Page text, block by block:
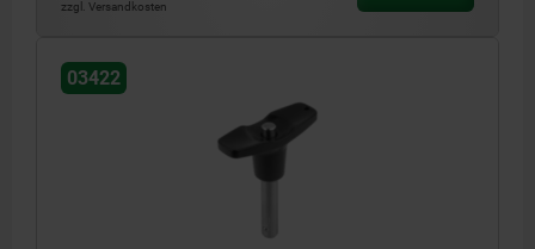
zzgl. Versandkosten
03422